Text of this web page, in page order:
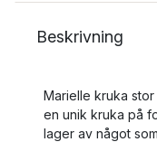
Beskrivning
Marielle kruka
en unik kruka på
lager av något